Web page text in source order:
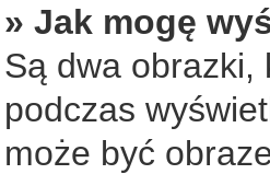
» Jak mogę
Są dwa obrazki,
podczas
może być